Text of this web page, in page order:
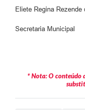
Eliete Regina Rezende
Secretaria Municipal
* Nota: O conteúdo